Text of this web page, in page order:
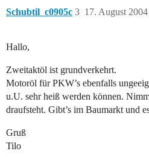
Schubtil_c0905c 17. August
3
Hallo,
Zweitaktöl ist grundverkehrt.
Motoröl für PKW’s ebenfalls
u.U. sehr heiß werden können.
draufsteht. Gibt’s im Baumarkt und
Gruß
Tilo